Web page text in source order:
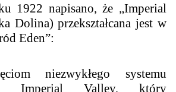
napisano, że „Imperial
Dolina) przekształcana jest w
Eden”:
niezwykłego systemu
Imperial Valley, który